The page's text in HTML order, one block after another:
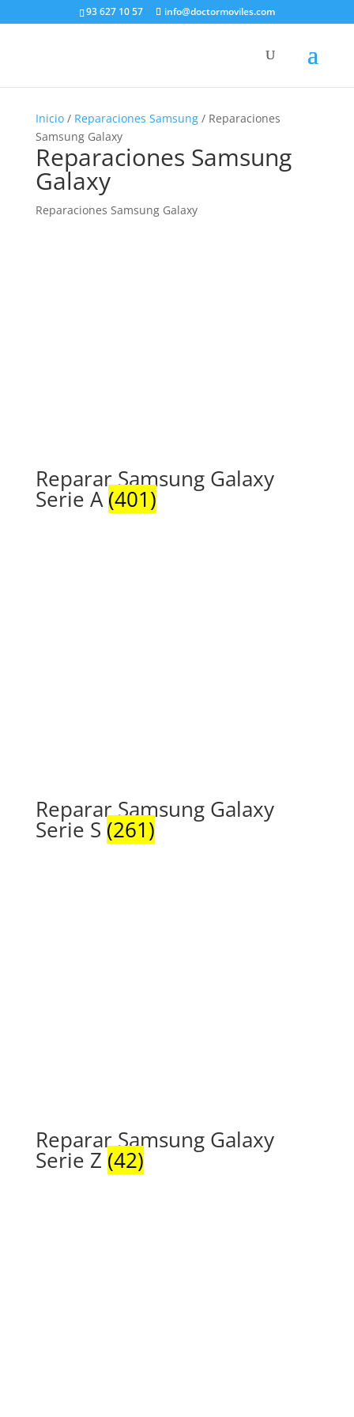
93 627 10 57 info@doctormoviles.com
Inicio/ Reparaciones Samsung/ Reparaciones
Samsung Galaxy
Reparaciones Samsung
Galaxy
Reparaciones Samsung Galaxy
Reparar Samsung Galaxy
Serie A(401)
Reparar Samsung Galaxy
Serie S (261)
Reparar Samsung Galaxy
Serie Z (42)